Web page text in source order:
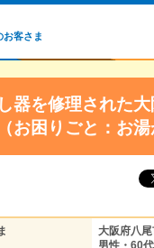
お客さま
器を修理された
お困りごと：お湯
大阪府八尾